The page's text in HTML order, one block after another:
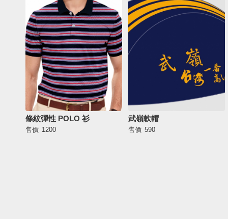
條紋彈性 POLO 衫
售價 1200
武嶺軟帽
售價 590